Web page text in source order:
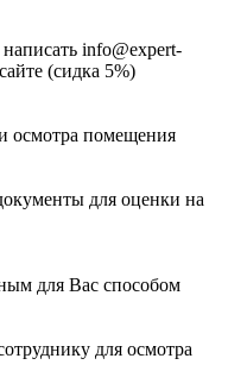
написать info@expert-
(сидка 5%)
осмотра помещения
для оценки на
для Вас способом
для осмотра